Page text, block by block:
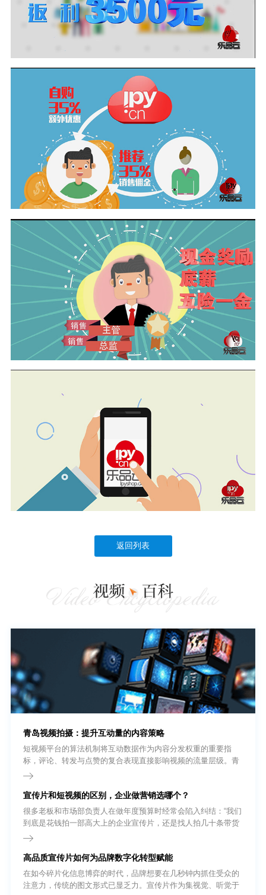
返回列表
青岛视频拍摄：提升互动量的内容策略
短视频平台的算法机制将互动数据作为内容分发权重的重要指
标，评论、转发与点赞的复合表现直接影响视频的流量层级。青
岛视频拍摄团队在内容策划阶段即需将互动设计纳入创作流程，
宣传片和短视频的区别，企业做营销选哪个？
很多老板和市场部负责人在做年度预算时经常会陷入纠结：“我们
到底是花钱拍一部高大上的企业宣传片，还是找人拍几十条带货
短视频?”要回答这个问题，我们首先得把基础概念理清。很多外
高品质宣传片如何为品牌数字化转型赋能
在如今碎片化信息博弈的时代，品牌想要在几秒钟内抓住受众的
注意力，传统的图文形式已显乏力。宣传片作为集视觉、听觉于